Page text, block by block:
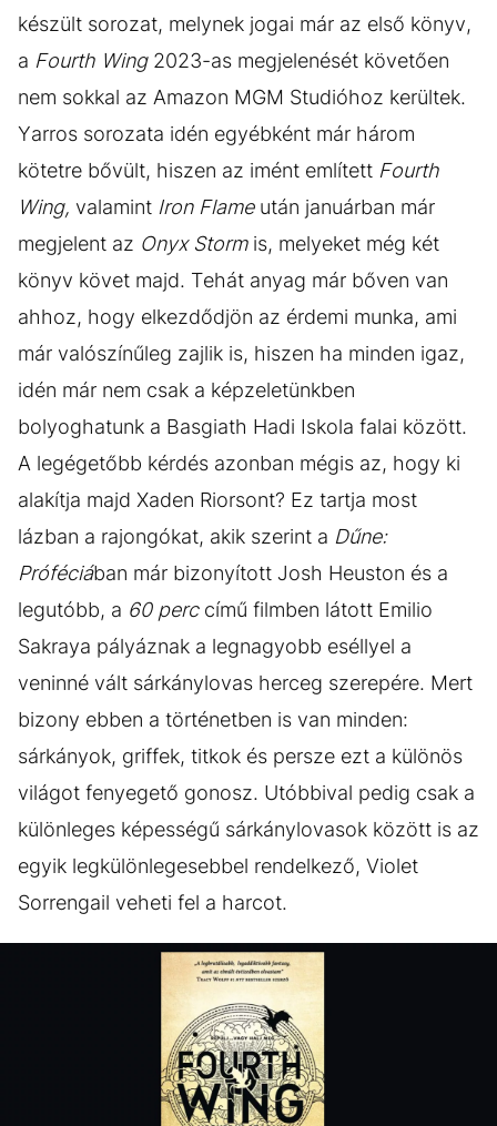
készült sorozat, melynek jogai már az első könyv,
a Fourth Wing2023-as megjelenését követően
nem sokkal az Amazon MGM Studióhoz kerültek.
Yarros sorozata idén egyébként már három
kötetre bővült, hiszen az imént említett Fourth
Wing, valamint Iron Flameután januárban már
megjelent az Onyx Stormis, melyeket még két
könyv követ majd. Tehát anyag már bőven van
ahhoz, hogy elkezdődjön az érdemi munka, ami
már valószínűleg zajlik is, hiszen ha minden igaz,
idén már nem csak a képzeletünkben
bolyoghatunk a Basgiath Hadi Iskola falai között.
A legégetőbb kérdés azonban mégis az, hogy ki
alakítja majd Xaden Riorsont? Ez tartja most
lázban a rajongókat, akik szerint a Dűne:
Próféciában már bizonyított Josh Heuston és a
legutóbb, a 60 perccímű filmben látott Emilio
Sakraya pályáznak a legnagyobb eséllyel a
veninné vált sárkánylovas herceg szerepére. Mert
bizony ebben a történetben is van minden:
sárkányok, griffek, titkok és persze ezt a különös
világot fenyegető gonosz. Utóbbival pedig csak a
különleges képességű sárkánylovasok között is az
egyik legkülönlegesebbel rendelkező, Violet
Sorrengail veheti fel a harcot.